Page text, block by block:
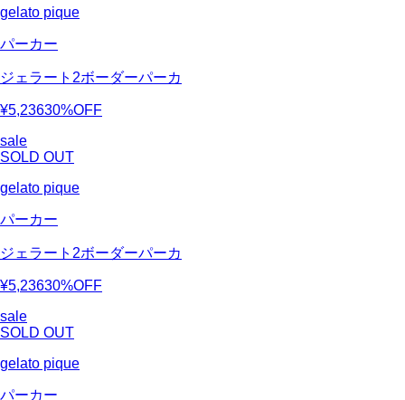
gelato pique
パーカー
ジェラート2ボーダーパーカ
¥5,23630%OFF
sale
SOLD OUT
gelato pique
パーカー
ジェラート2ボーダーパーカ
¥5,23630%OFF
sale
SOLD OUT
gelato pique
パーカー